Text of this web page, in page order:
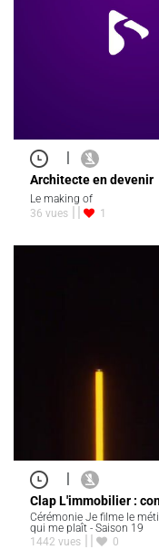
Architecte en devenir
Le making of
36 vues
1
|
Clap L'immobilier :
Cérémonie Je filme le
qui me plaît - Saison 19
1442 vues
0